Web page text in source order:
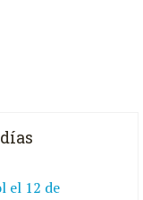
el 12 de